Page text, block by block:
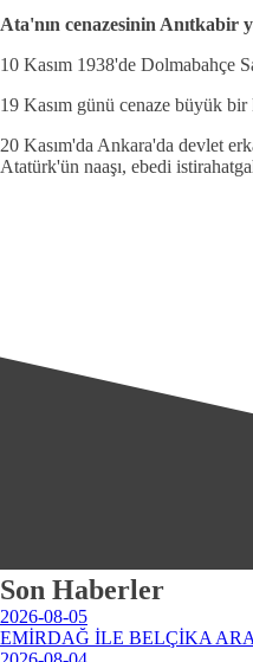
Ata'nın cenazesinin Anıtkabir
10 Kasım 1938'de Dolmabahçe
19 Kasım günü cenaze büyük bir
20 Kasım'da Ankara'da devlet
Atatürk'ün naaşı, ebedi
Son Haberler
2026-08-05
EMİRDAĞ İLE BELÇİKA